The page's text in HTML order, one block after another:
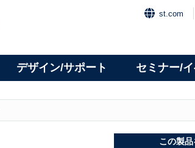
st.com
デザイン/サポート セミナー/
この製